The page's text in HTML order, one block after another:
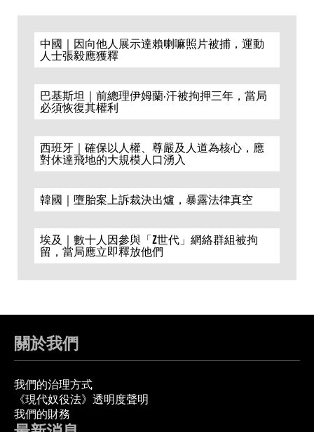
中國｜因向他人展示達賴喇嘛照片被捕，運動
人士張毅應獲釋
巴基斯坦｜前總理伊姆蘭·汗被拘押三年，當局
必須恢復其權利
西班牙｜確保以人權、尊嚴及人道為核心，應
對休達飛地的大規模人口湧入
韓國｜墮胎案上訴裁決出爐，暴露法律真空
埃及｜數十人因參與「Z世代」網絡群組被拘
留，當局應立即釋放他們
關於我們
我們的治理方式
《現代奴役法》透明度聲明
我們的財務